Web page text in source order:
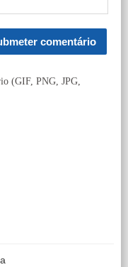
(GIF, PNG, JPG,